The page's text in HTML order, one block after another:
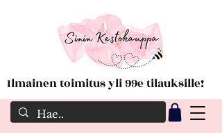
Ilmainen toimitus yli 99e tilauksille!